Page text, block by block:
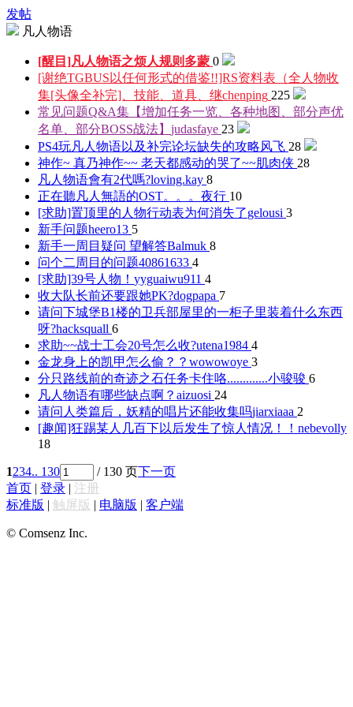
发帖
凡人物语
[醒目]凡人物语之烦人规则 多蒙 0
[谢绝TGBUS以任何形式的借鉴!!]RS资料表（全人物收
集[头像全补完]、技能、道具、继chenping 225
常见问题Q&A集【增加任务一览、各种地图、部分声优
名单、部分BOSS战法】 judasfaye 23
PS4玩凡人物语以及补完论坛缺失的攻略风飞 28
神作~ 真乃神作~~ 老天都感动的哭了~~肌肉侠 28
凡人物语會有2代嗎?loving.kay 8
正在聽凡人無語的OST。。。 夜行 10
[求助]置顶里的人物行动表为何消失了gelousi 3
新手问题heero13 5
新手一周目疑问 望解答Balmuk 8
问个二周目的问题40861633 4
[求助]39号人物！ yyguaiwu911 4
收大队长前还要跟她PK?dogpapa 7
请问下城堡B1楼的卫兵部屋里的一柜子里装着什么东西
呀?hacksquall 6
求助~~战士工会20号怎么收?utena1984 4
金龙身上的凯甲怎么偷？？ wowowoye 3
分只路线前的奇迹之石任务卡住咯.............小骏骏 6
凡人物语有哪些缺点啊？ aizuosi 24
请问人类篇后，妖精的唱片还能收集吗jiarxiaaa 2
[趣闻]狂踢某人几百下以后发生了惊人情况！！ nebevolly
18
1234.. 130 / 130 页下一页
首页 | 登录 | 注册
标准版 | 触屏版 | 电脑版 | 客户端
© Comsenz Inc.